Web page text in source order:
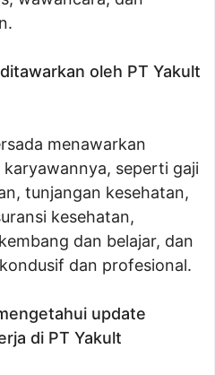
oleh PT Yakult
menawarkan
seperti gaji
tunjangan kesehatan,
kesehatan,
dan belajar, dan
dan profesional.
update
di PT Yakult